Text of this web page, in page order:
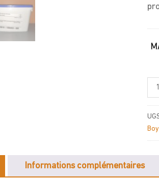
de
34/
Informations complémentaires